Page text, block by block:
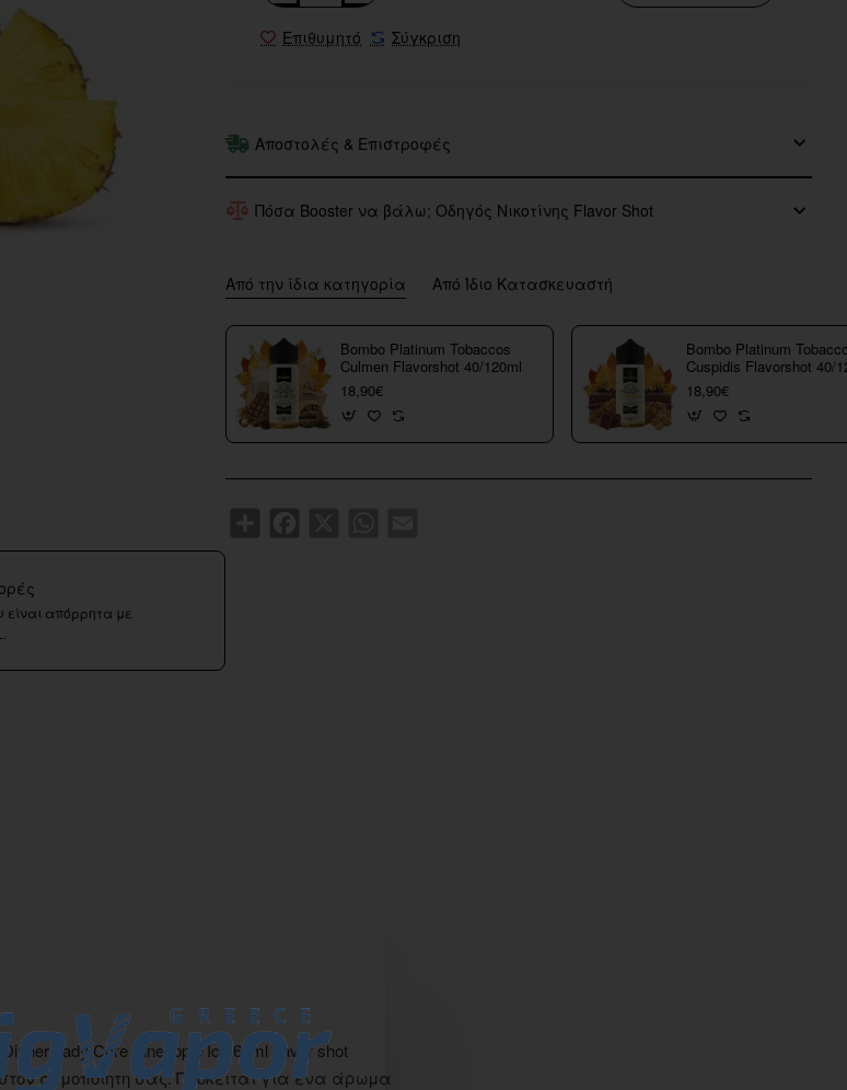
είναι απόρρητα με
Επιθυμητό Σύγκριση
Αποστολές & Επιστροφές
Πόσα Booster να βάλω; Οδηγός Νικοτίνης Flavor Shot
Από την ίδια κατηγορία Από Ίδιο Κατασκευαστή
Bombo Platinum Tobaccos
Culmen Flavorshot 40/120ml
18,90€
Bombo Platinum
Cuspidis Flavorshot 40/
18,90€
Lady Core Pineapple Ice 60ml flavor shot
ατμοποιητη σας. Πρόκειται για ένα άρωμα